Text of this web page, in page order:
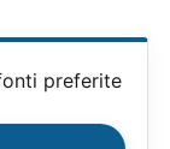
preferite